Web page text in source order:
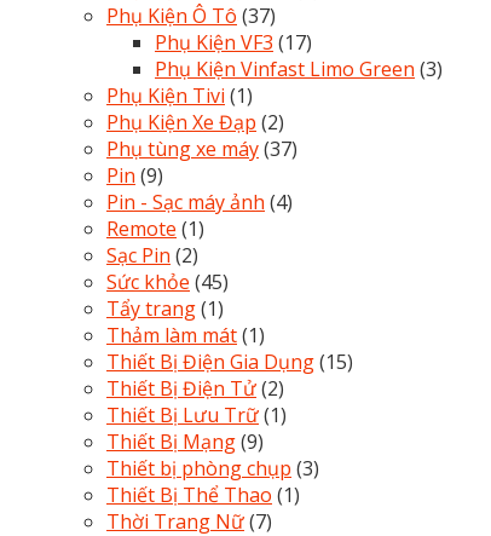
Phụ Kiện Ô Tô (37)
Phụ Kiện VF3 (17)
Phụ Kiện Vinfast Limo Green (3)
Phụ Kiện Tivi (1)
Phụ Kiện Xe Đạp (2)
Phụ tùng xe máy(37)
Pin (9)
Pin - Sạc máy ảnh (4)
Remote (1)
Sạc Pin (2)
Sức khỏe (45)
Tẩy trang(1)
Thảm làm mát(1)
Thiết Bị Điện Gia Dụng(15)
Thiết Bị Điện Tử(2)
Thiết Bị Lưu Trữ(1)
Thiết Bị Mạng(9)
Thiết bị phòng chụp (3)
Thiết Bị Thể Thao (1)
Thời Trang Nữ(7)